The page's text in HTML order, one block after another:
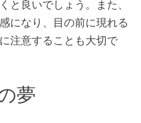
と良いでしょう。また、
になり、目の前に現れる
注意することも大切で
夢